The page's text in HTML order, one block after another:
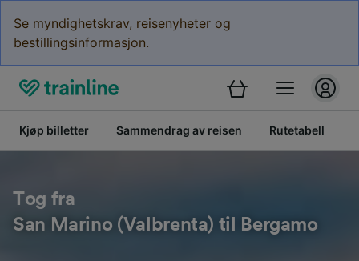
Se myndighetskrav, reisenyheter og
bestillingsinformasjon.
Kjøp billetter Sammendrag av reisen Rutetabell
Tog fra
San Marino (Valbrenta) til Bergamo